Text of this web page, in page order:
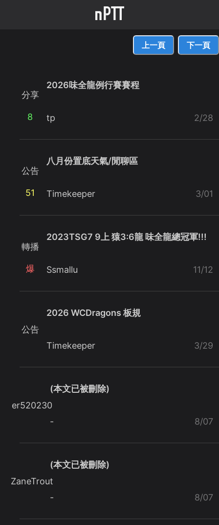
上一頁 下一頁
分享
8
2026味全龍例行賽賽程
tp 2/28
公告
51
八月份置底天氣/閒聊區
Timekeeper 3/01
轉播
爆
2023TSG7 9上 猿3:6龍 味全龍總冠軍!!!
Ssmallu 11/12
公告
2026 WCDragons 板規
Timekeeper 3/29
er520230
(本文已被刪除)
- 8/07
ZaneTrout
(本文已被刪除)
- 8/07